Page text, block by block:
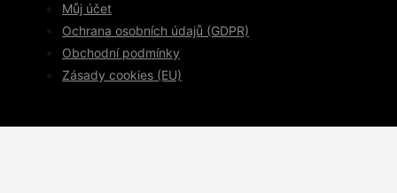
Můj účet
Ochrana osobních údajů (GDPR)
Obchodní podmínky
Zásady cookies (EU)